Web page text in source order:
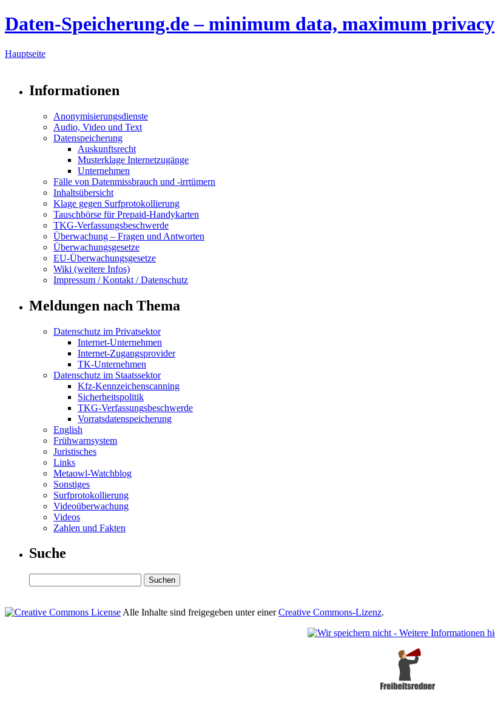
Daten-Speicherung.de – minimum data, maximum privacy
Hauptseite
Informationen
Anonymisierungsdienste
Audio, Video und Text
Datenspeicherung
Auskunftsrecht
Musterklage Internetzugänge
Unternehmen
Fälle von Datenmissbrauch und -irrtümern
Inhaltsübersicht
Klage gegen Surfprotokollierung
Tauschbörse für Prepaid-Handykarten
TKG-Verfassungsbeschwerde
Überwachung – Fragen und Antworten
Überwachungsgesetze
EU-Überwachungsgesetze
Wiki (weitere Infos)
Impressum / Kontakt / Datenschutz
Meldungen nach Thema
Datenschutz im Privatsektor
Internet-Unternehmen
Internet-Zugangsprovider
TK-Unternehmen
Datenschutz im Staatssektor
Kfz-Kennzeichenscanning
Sicherheitspolitik
TKG-Verfassungsbeschwerde
Vorratsdatenspeicherung
English
Frühwarnsystem
Juristisches
Links
Metaowl-Watchblog
Sonstiges
Surfprotokollierung
Videoüberwachung
Videos
Zahlen und Fakten
Suche
Alle Inhalte sind freigegeben unter einerCreative Commons-Lizenz.